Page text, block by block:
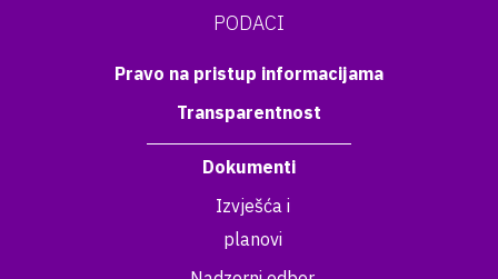
PODACI
Pravo na pristup informacijama
Transparentnost
Dokumenti
Izvješća i
planovi